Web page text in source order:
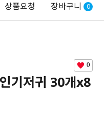
상품요청 장바구니 0
0
기저귀 30개x8